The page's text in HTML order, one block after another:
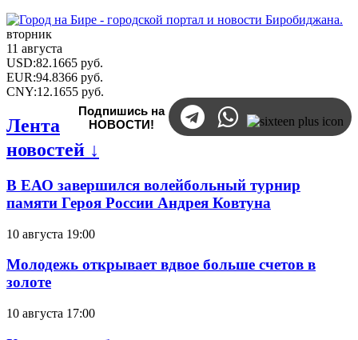
вторник
11 августа
USD:82.1665 руб.
EUR:94.8366 руб.
CNY:12.1655 руб.
Подпишись на
НОВОСТИ!
Лента
новостей ↓
В ЕАО завершился волейбольный турнир
памяти Героя России Андрея Ковтуна
10 августа 19:00
Молодежь открывает вдвое больше счетов в
золоте
10 августа 17:00